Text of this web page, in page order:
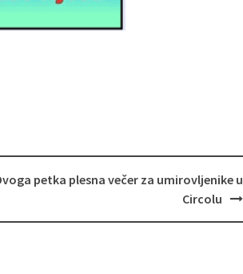
petka plesna večer za umirovljenike u
Circolu